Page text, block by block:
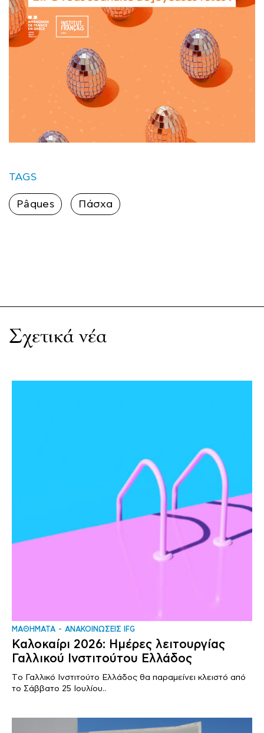
TAGS
Pâques Πάσχα
Σχετικά νέα
ΜΑΘΗΜΑΤΑ ΑΝΑΚΟΙΝΩΣΕΙΣ IFG
Καλοκαίρι 2026: Ημέρες λειτουργίας
Γαλλικού Ινστιτούτου Ελλάδος
Tο Γαλλικό Ινστιτούτο Ελλάδος θα παραμείνει κλειστό από
το Σάββατο 25 Ιουλίου..